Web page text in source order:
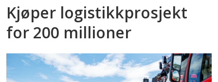
Kjøper logistikkprosjekt
for 200 millioner